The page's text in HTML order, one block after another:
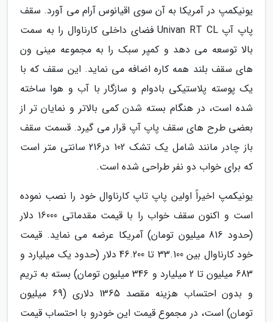
یونیکمپ در آمریکا به آن سوی اقیانوس آرام می آورد. سقف
پاپ آپ Univan RT CL فضای داخلی کارناوال را به سمت
بالا توسعه می دهد و کمپر سبک را به مجموعه مینی ون
های سقف بلند همه کاره اضافه می نماید. این سقف که با
یک پوسته پلاستیکی بادوام و سازگار با آب و هوا ساخته
شده است، در هنگام بسته شدن کمی بالاتر و نمایان تر از
بعضی طرح های سقف پاپ آپ قرار می گیرد. قسمت سقف
باز چادر مانند شامل یک تشک 102 در216 سانتی متر است
که برای خواب دو نفر طراحی شده است.
یونیکمپ اخیراً اولین پاپ تاپ کارناوال خود را نصب نموده
است و اکنون سقف خواب را با قیمت مقدماتی 16000 دلار
(حدود 816 میلیون تومان) آمریکا عرضه می نماید. قیمت
خود کارناوال بین 33.100 تا 46.200 دلار (حدود یک میلیارد و
683 میلیون تا 2 میلیارد و 346 میلیون تومان) بسته به تریم
و بدون احتساب هزینه مقصد 1365 دلاری (69 میلیون
تومان) است، در مجموع قیمت این خودرو با احتساب قیمت